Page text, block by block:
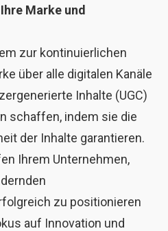
Marke und
zur kontinuierlichen
über alle digitalen Kanäle
Inhalte (UGC)
schaffen, indem sie die
der Inhalte garantieren.
Ihrem Unternehmen,
zu positionieren
auf Innovation und